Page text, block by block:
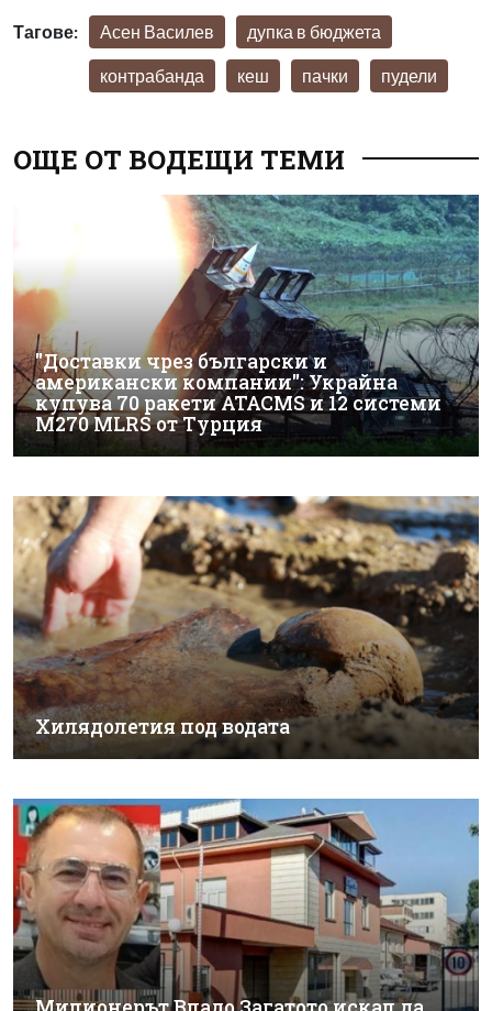
Тагове: Асен Василев дупка в бюджета
контрабанда кеш пачки пудели
ОЩЕ ОТ ВОДЕЩИ ТЕМИ
"Доставки чрез български и
американски компании": Украйна
купува 70 ракети ATACMS и 12 системи
M270 MLRS от Турция
Хилядолетия под водата